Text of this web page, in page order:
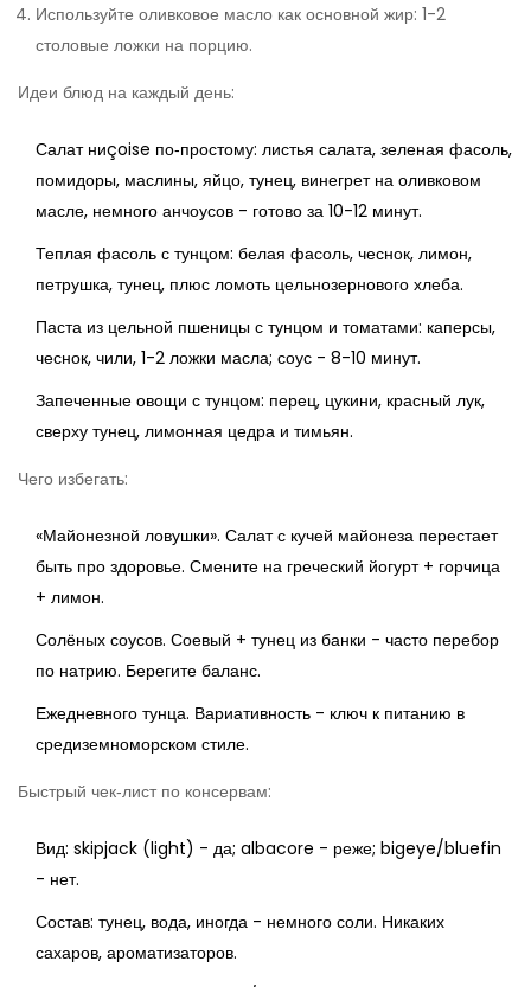
Используйте оливковое масло как основной жир: 1-2
столовые ложки на порцию.
Идеи блюд на каждый день:
Салат ниçoise по‑простому: листья салата, зеленая фасоль,
помидоры, маслины, яйцо, тунец, винегрет на оливковом
масле, немного анчоусов - готово за 10-12 минут.
Теплая фасоль с тунцом: белая фасоль, чеснок, лимон,
петрушка, тунец, плюс ломоть цельнозернового хлеба.
Паста из цельной пшеницы с тунцом и томатами: каперсы,
чеснок, чили, 1-2 ложки масла; соус - 8-10 минут.
Запеченные овощи с тунцом: перец, цукини, красный лук,
сверху тунец, лимонная цедра и тимьян.
Чего избегать:
«Майонезной ловушки». Салат с кучей майонеза перестает
быть про здоровье. Смените на греческий йогурт + горчица
+ лимон.
Солёных соусов. Соевый + тунец из банки - часто перебор
по натрию. Берегите баланс.
Ежедневного тунца. Вариативность - ключ к питанию в
средиземноморском стиле.
Быстрый чек‑лист по консервам:
Вид: skipjack (light) - да; albacore - реже; bigeye/bluefin
- нет.
Состав: тунец, вода, иногда - немного соли. Никаких
сахаров, ароматизаторов.